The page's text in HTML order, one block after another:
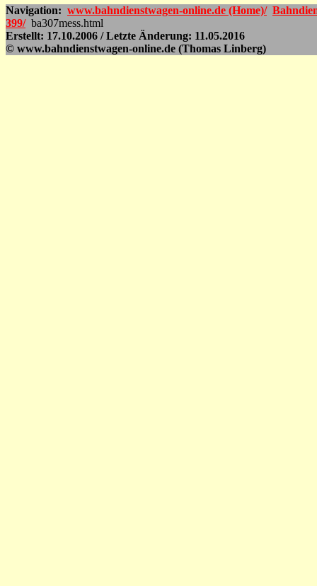
Navigation: www.bahndienstwagen-online.de (Home)/
399/ ba307mess.html
Erstellt: 17.10.2006 / Letzte Änderung: 11.05.2016
© www.bahndienstwagen-online.de (Thomas Linberg)